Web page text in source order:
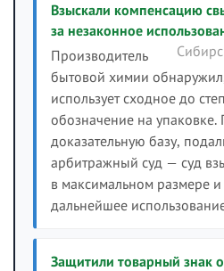
Взыскали компенсацию
за незаконное
Производитель
бытовой химии
использует сходное до
обозначение на упаковке.
доказательную базу,
арбитражный суд — суд
в максимальном размере и
дальнейшее
Защитили товарный знак